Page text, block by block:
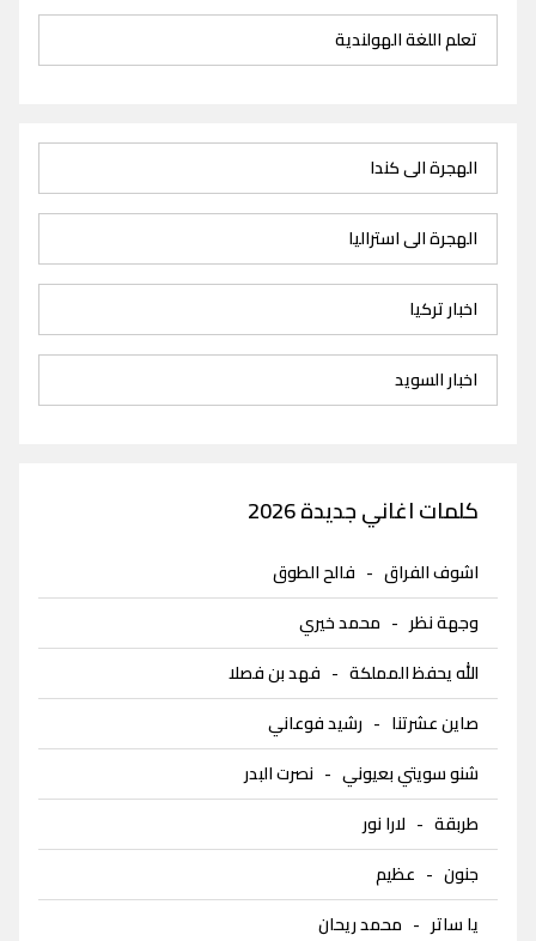
تعلم اللغة الهولندية
الهجرة الى كندا
الهجرة الى استراليا
اخبار تركيا
اخبار السويد
كلمات اغاني جديدة 2026
اشوف الفراق - فالح الطوق
وجهة نظر - محمد خيري
الله يحفظ المملكة - فهد بن فصلا
صاين عشرتنا - رشيد فوعاني
شنو سويتي بعيوني - نصرت البدر
طربقة - لارا نور
جنون - عظيم
يا ساتر - محمد ريحان